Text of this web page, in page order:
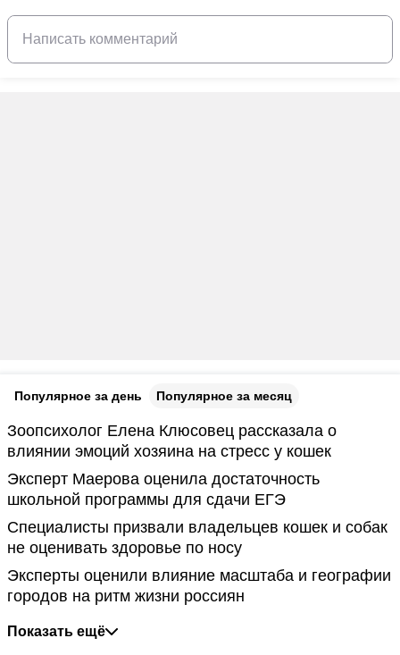
Популярное за день Популярное за месяц
Зоопсихолог Елена Клюсовец рассказала о
влиянии эмоций хозяина на стресс у кошек
Эксперт Маерова оценила достаточность
школьной программы для сдачи ЕГЭ
Специалисты призвали владельцев кошек и собак
не оценивать здоровье по носу
Эксперты оценили влияние масштаба и географии
городов на ритм жизни россиян
Показать ещё